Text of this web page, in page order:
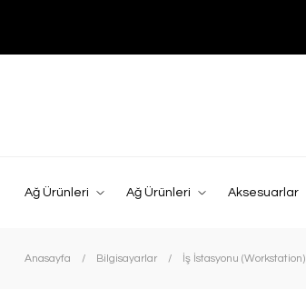
Ağ Ürünleri Ağ Ürünleri Aksesuarlar
Anasayfa Bilgisayarlar İş İstasyonu (Workstation)